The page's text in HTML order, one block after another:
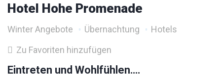
Hotel Hohe Promenade
Winter Angebote Übernachtung
Hotels
Zu Favoriten hinzufügen
Eintreten und Wohlfühlen….